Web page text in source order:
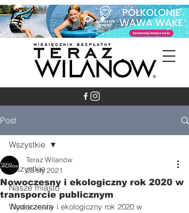
Post
Wszystkie
Nasze miasto
Wydarzenia
Wszystkie
Nowoczesny i ekologiczny rok 2020 w
transporcie publicznym
Teraz Wilanów
23 sty 2021
Nowoczesny i ekologiczny rok 2020 w